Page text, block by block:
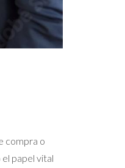
compra o
papel vital